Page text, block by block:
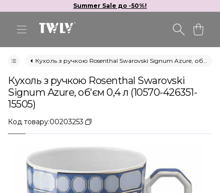
Summer Sale до -50%!
Кухоль з ручкою Rosenthal Swarovski Signum Azure, об'єм 0,4 л (10570-426351-15505)
Кухоль з ручкою Rosenthal Swarovski
Signum Azure, об'єм 0,4 л (10570-426351-
15505)
Код товару:00203253